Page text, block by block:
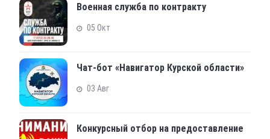
Военная служба по контракту
05 Окт
Чат-бот «Навигатор Курской области»
03 Авг
Конкурсный отбор на предоставление